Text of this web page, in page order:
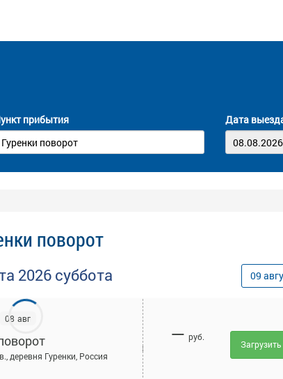
прибытия Дата
поворот
2026 суббота 09
08 авг
деревня Гуренки, Россия
— руб.
и купить билет онлайн на автобус Киров - Гуренки